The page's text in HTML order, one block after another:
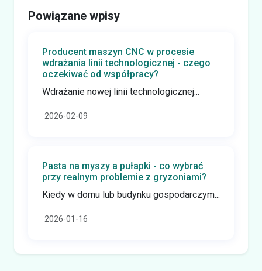
Powiązane wpisy
Producent maszyn CNC w procesie
wdrażania linii technologicznej - czego
oczekiwać od współpracy?
Wdrażanie nowej linii technologicznej...
2026-02-09
Pasta na myszy a pułapki - co wybrać
przy realnym problemie z gryzoniami?
Kiedy w domu lub budynku gospodarczym...
2026-01-16